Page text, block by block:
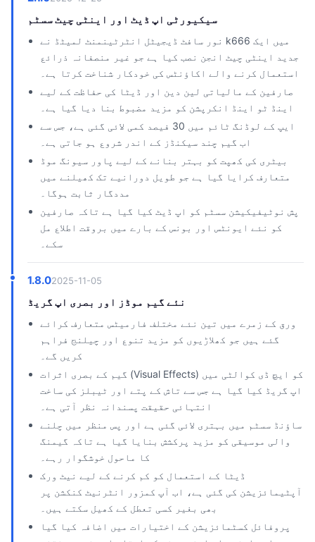
سیکیورٹی اپ ڈیٹ اور اینٹی چیٹ سسٹم
نور سافٹ ڈیجیٹل انٹرٹینمنٹ لمیٹڈ نے k666 میں ایک
جدید اینٹی چیٹ انجن نصب کیا ہے جو غیر منصفانہ ذرائع
استعمال کرنے والے اکاؤنٹس کی خودکار شناخت کرتا ہے۔
صارفین کے مالیاتی لین دین اور ڈیٹا کی حفاظت کے لیے
اینڈ ٹو اینڈ انکرپشن کو مزید مضبوط بنا دیا گیا ہے۔
ایپ کے لوڈنگ ٹائم میں 30 فیصد کمی لائی گئی ہے، جس سے
اب گیم چند سیکنڈز کے اندر شروع ہو جاتی ہے۔
بیٹری کی کھپت کو بہتر بنانے کے لیے پاور سیونگ موڈ
متعارف کرایا گیا ہے جو طویل دورانیے تک کھیلنے میں
مددگار ثابت ہوگا۔
پش نوٹیفیکیشن سسٹم کو اپ ڈیٹ کیا گیا ہے تاکہ صارفین
کو نئے ایونٹس اور بونس کے بارے میں بروقت اطلاع مل
سکے۔
1.8.02025-11-05
نئے گیم موڈز اور بصری اپ گریڈ
ورق کے زمرے میں تین نئے مختلف فارمیٹس متعارف کرائے
گئے ہیں جو کھلاڑیوں کو مزید تنوع اور چیلنج فراہم
کریں گے۔
گیم کے بصری اثرات (Visual Effects) کو ایچ ڈی کوالٹی میں
اپ گریڈ کیا گیا ہے جس سے تاش کے پتے اور ٹیبلز کی ساخت
انتہائی حقیقت پسندانہ نظر آتی ہے۔
ساؤنڈ سسٹم میں بہتری لائی گئی ہے اور پس منظر میں چلنے
والی موسیقی کو مزید پرکشش بنایا گیا ہے تاکہ گیمنگ
کا ماحول خوشگوار رہے۔
ڈیٹا کے استعمال کو کم کرنے کے لیے نیٹ ورک
آپٹیمائزیشن کی گئی ہے، اب آپ کمزور انٹرنیٹ کنکشن پر
بھی بغیر کسی تعطل کے کھیل سکتے ہیں۔
پروفائل کسٹمائزیشن کے اختیارات میں اضافہ کیا گیا